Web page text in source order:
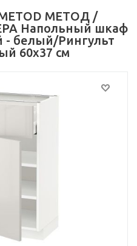
METOD МЕТОД /
Напольный шкаф
белый/Рингульт
60x37 см